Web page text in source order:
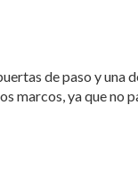
de paso y una
marcos, ya que no